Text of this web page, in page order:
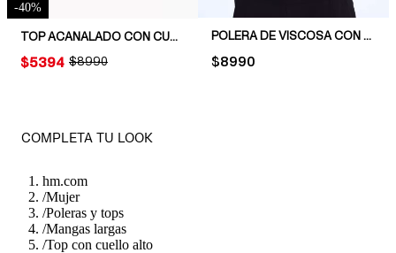
-40%
TOP ACANALADO CON CUELLO ALTO
ORIGINAL PRICE:
$8990
PRICE:
$5394
POLERA DE VISCOSA CON CUELLO BEATLE
PRICE:
$8990
COMPLETA TU LOOK
hm.com
/Mujer
/Poleras y tops
/Mangas largas
/Top con cuello alto